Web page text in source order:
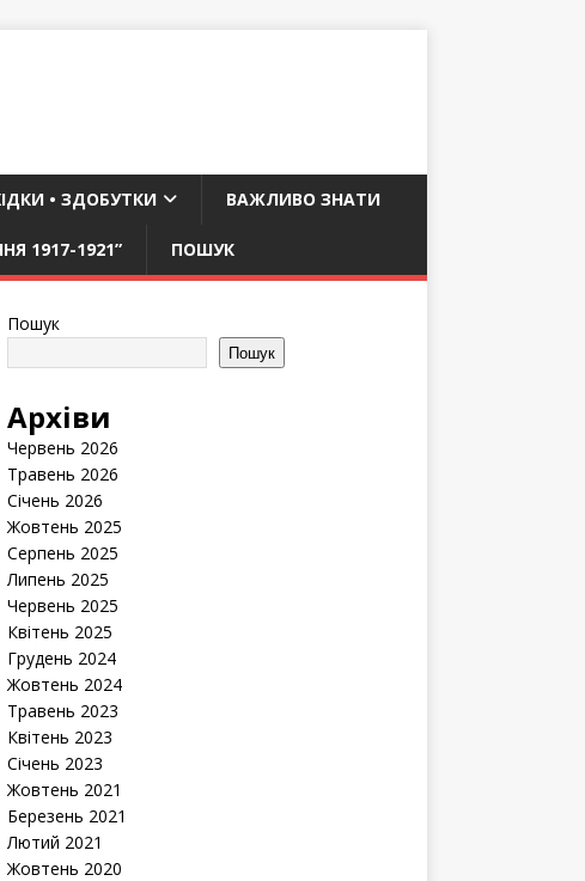
• ЗДОБУТКИ ВАЖЛИВО ЗНАТИ
1917-1921” ПОШУК
Пошук
Пошук
Архіви
Червень 2026
Травень 2026
Січень 2026
Жовтень 2025
Серпень 2025
Липень 2025
Червень 2025
Квітень 2025
Грудень 2024
Жовтень 2024
Травень 2023
Квітень 2023
Січень 2023
Жовтень 2021
Березень 2021
Лютий 2021
Жовтень 2020